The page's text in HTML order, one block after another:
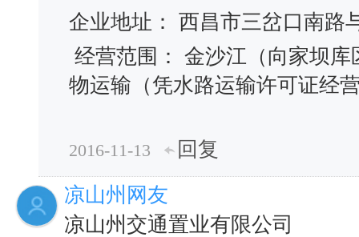
企业地址： 西昌市三岔口南路
经营范围： 金沙江（向家坝
物运输（凭水路运输许可证经
2016-11-13
回复
凉山州网友
凉山州交通置业有限公司